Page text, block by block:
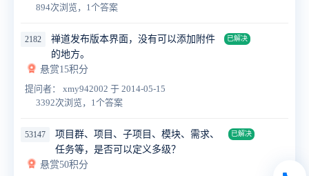
894次浏览，1个答案
2182
禅道发布版本界面，没有可以添加附件
的地方。
已解决
悬赏15积分
提问者： xmy942002 于 2014-05-15
3392次浏览，1个答案
53147
项目群、项目、子项目、模块、需求、
任务等，是否可以定义多级？
已解决
悬赏50积分